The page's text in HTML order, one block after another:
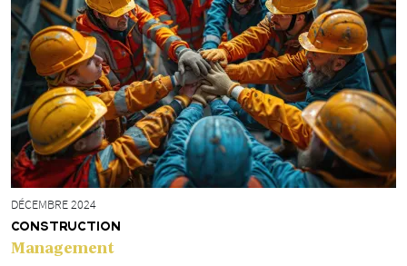
DÉCEMBRE 2024
CONSTRUCTION
Management